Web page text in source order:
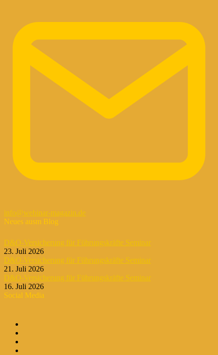
info@webinar-magazin.de
Neues ausm Blog
D&O-Versicherung für Führungskräfte Seminar
23. Juli 2026
D&O-Versicherung für Führungskräfte Seminar
21. Juli 2026
D&O-Versicherung für Führungskräfte Seminar
16. Juli 2026
Social Media